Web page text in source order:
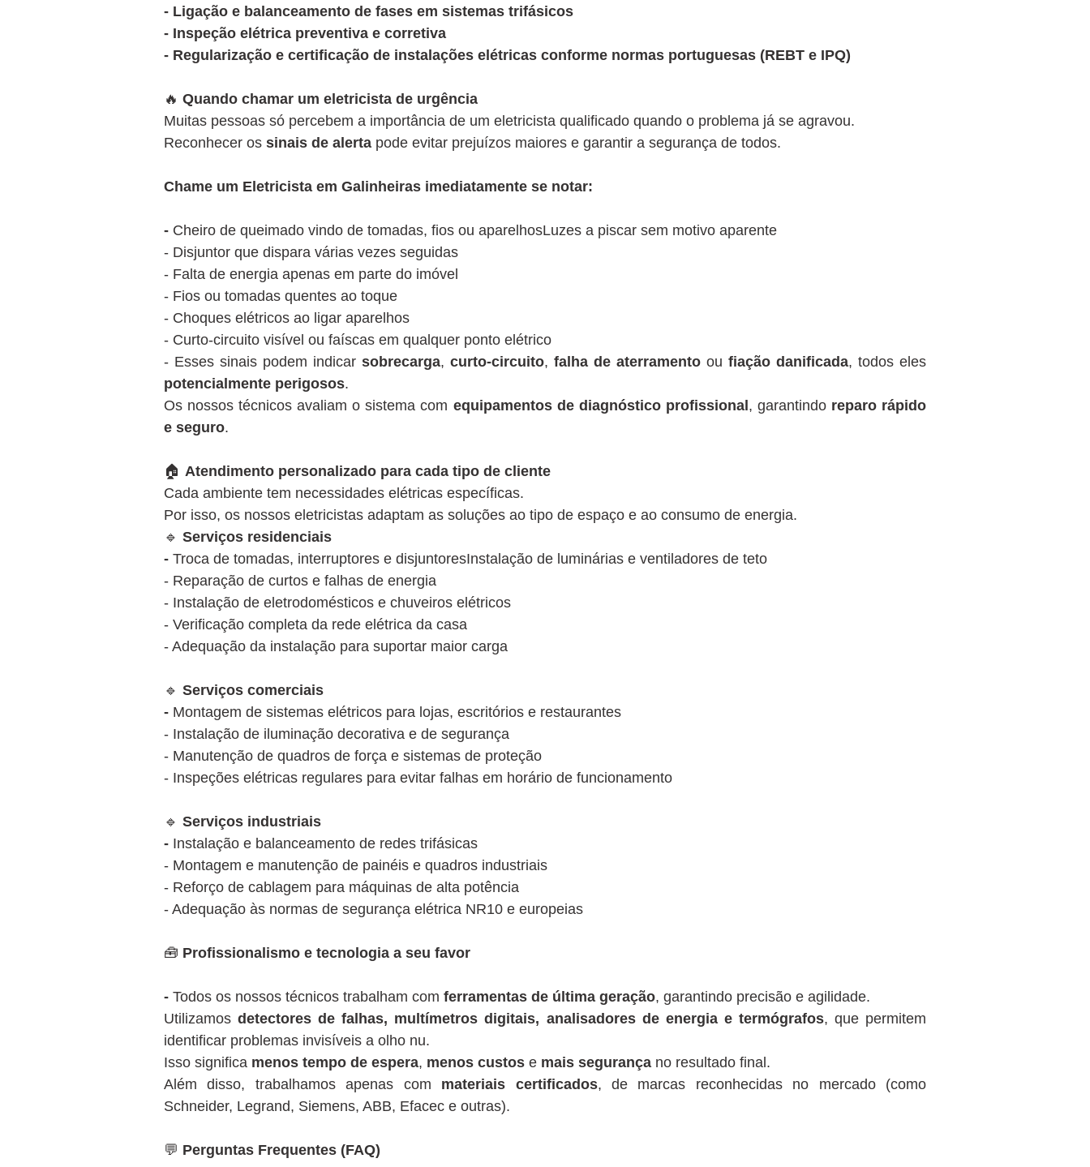
- Ligação e balanceamento de fases em sistemas trifásicos
- Inspeção elétrica preventiva e corretiva
- Regularização e certificação de instalações elétricas conforme normas portuguesas (REBT e IPQ)
🔥 Quando chamar um eletricista de urgência
Muitas pessoas só percebem a importância de um eletricista qualificado quando o problema já se agravou.
Reconhecer os sinais de alerta pode evitar prejuízos maiores e garantir a segurança de todos.
Chame um Eletricista em Galinheiras imediatamente se notar:
- Cheiro de queimado vindo de tomadas, fios ou aparelhosLuzes a piscar sem motivo aparente
- Disjuntor que dispara várias vezes seguidas
- Falta de energia apenas em parte do imóvel
- Fios ou tomadas quentes ao toque
- Choques elétricos ao ligar aparelhos
- Curto-circuito visível ou faíscas em qualquer ponto elétrico
- Esses sinais podem indicar sobrecarga, curto-circuito, falha de aterramento ou fiação danificada, todos eles
potencialmente perigosos.
Os nossos técnicos avaliam o sistema com equipamentos de diagnóstico profissional , garantindo reparo rápido
e seguro.
🏠 Atendimento personalizado para cada tipo de cliente
Cada ambiente tem necessidades elétricas específicas.
Por isso, os nossos eletricistas adaptam as soluções ao tipo de espaço e ao consumo de energia.
🔹 Serviços residenciais
- Troca de tomadas, interruptores e disjuntoresInstalação de luminárias e ventiladores de teto
- Reparação de curtos e falhas de energia
- Instalação de eletrodomésticos e chuveiros elétricos
- Verificação completa da rede elétrica da casa
- Adequação da instalação para suportar maior carga
🔹 Serviços comerciais
- Montagem de sistemas elétricos para lojas, escritórios e restaurantes
- Instalação de iluminação decorativa e de segurança
- Manutenção de quadros de força e sistemas de proteção
- Inspeções elétricas regulares para evitar falhas em horário de funcionamento
🔹 Serviços industriais
- Instalação e balanceamento de redes trifásicas
- Montagem e manutenção de painéis e quadros industriais
- Reforço de cablagem para máquinas de alta potência
- Adequação às normas de segurança elétrica NR10 e europeias
🧰 Profissionalismo e tecnologia a seu favor
- Todos os nossos técnicos trabalham com ferramentas de última geração, garantindo precisão e agilidade.
Utilizamosdetectores de falhas, multímetros digitais, analisadores de energia e termógrafos, que permitem
identificar problemas invisíveis a olho nu.
Isso significa menos tempo de espera, menos custos e mais segurança no resultado final.
Além disso, trabalhamos apenas com materiais certificados, de marcas reconhecidas no mercado (como
Schneider, Legrand, Siemens, ABB, Efacec e outras).
💬 Perguntas Frequentes (FAQ)